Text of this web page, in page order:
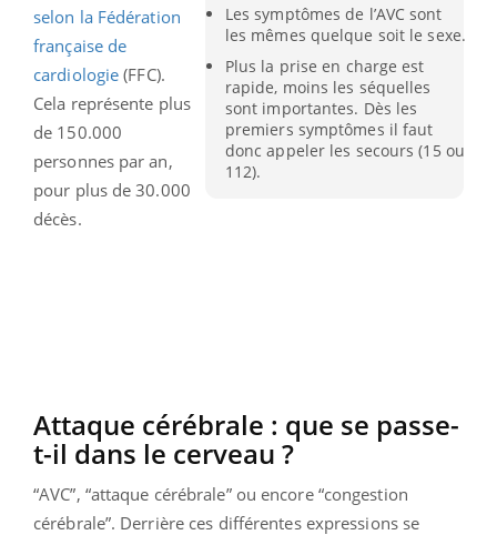
Les symptômes de l’AVC sont
les mêmes quelque soit le sexe.
Plus la prise en charge est
rapide, moins les séquelles
sont importantes. Dès les
premiers symptômes il faut
donc appeler les secours (15 ou
112).
selon la Fédération
française de
cardiologie (FFC).
Cela représente plus
de 150.000
personnes par an,
pour plus de 30.000
décès.
Attaque cérébrale : que se passe-
t-il dans le cerveau ?
“AVC”, “attaque cérébrale” ou encore “congestion
cérébrale”. Derrière ces différentes expressions se